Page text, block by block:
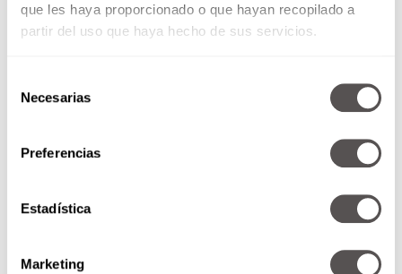
que les haya proporcionado o que hayan recopilado a
partir del uso que haya hecho de sus servicios.
Necesarias
Preferencias
Estadística
Marketing
Este síndrome afecta hasta la forma de vivir de
las personas en nivel físico y, por si fuera poco,
estilo de vida activo, evitar lo que ya te dijimos